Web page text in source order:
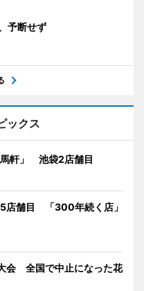
予断せず
ックス
軒」 池袋2店舗目
店舗目 「300年続く店」
会 全国で中止になった花